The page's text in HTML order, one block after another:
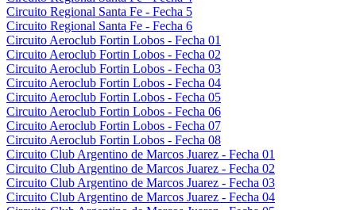
Circuito Regional Santa Fe - Fecha 5
Circuito Regional Santa Fe - Fecha 6
Circuito Aeroclub Fortin Lobos - Fecha 01
Circuito Aeroclub Fortin Lobos - Fecha 02
Circuito Aeroclub Fortin Lobos - Fecha 03
Circuito Aeroclub Fortin Lobos - Fecha 04
Circuito Aeroclub Fortin Lobos - Fecha 05
Circuito Aeroclub Fortin Lobos - Fecha 06
Circuito Aeroclub Fortin Lobos - Fecha 07
Circuito Aeroclub Fortin Lobos - Fecha 08
Circuito Club Argentino de Marcos Juarez - Fecha 01
Circuito Club Argentino de Marcos Juarez - Fecha 02
Circuito Club Argentino de Marcos Juarez - Fecha 03
Circuito Club Argentino de Marcos Juarez - Fecha 04